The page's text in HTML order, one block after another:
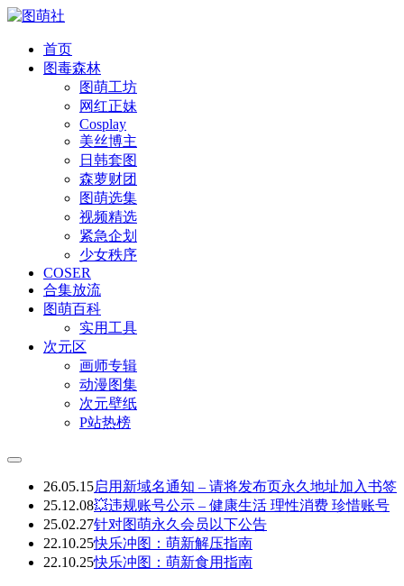
首页
图毒森林
图萌工坊
网红正妹
Cosplay
美丝博主
日韩套图
森萝财团
图萌选集
视频精选
紧急企划
少女秩序
COSER
合集放流
图萌百科
实用工具
次元区
画师专辑
动漫图集
次元壁纸
P站热榜
26.05.15启用新域名通知 – 请将发布页永久地址加入书签
25.12.08💥违规账号公示 – 健康生活 理性消费 珍惜账号
25.02.27针对图萌永久会员以下公告
22.10.25快乐冲图：萌新解压指南
22.10.25快乐冲图：萌新食用指南